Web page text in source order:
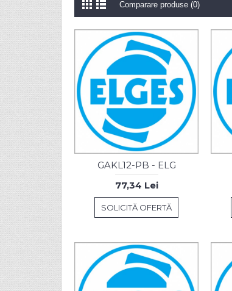
Comparare produse (0)
GAKL12-PB - ELG
77,34 Lei
SOLICITĂ OFERTĂ